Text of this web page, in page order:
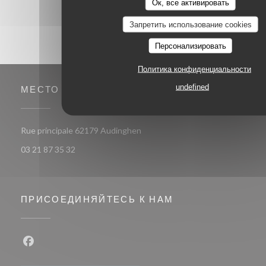
Ок, все активировать
Запретить использование cookies
Персонализировать
Политика конфиденциальности
undefined
МЕСТО
Rue principale 62179 Audinghen
03 21 87 35 32
ПРИСОЕДИНЯЙТЕСЬ К НАМ